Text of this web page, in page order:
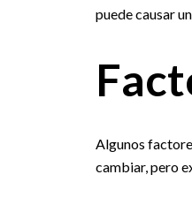
puede causar un
Algunos
cambiar, pero